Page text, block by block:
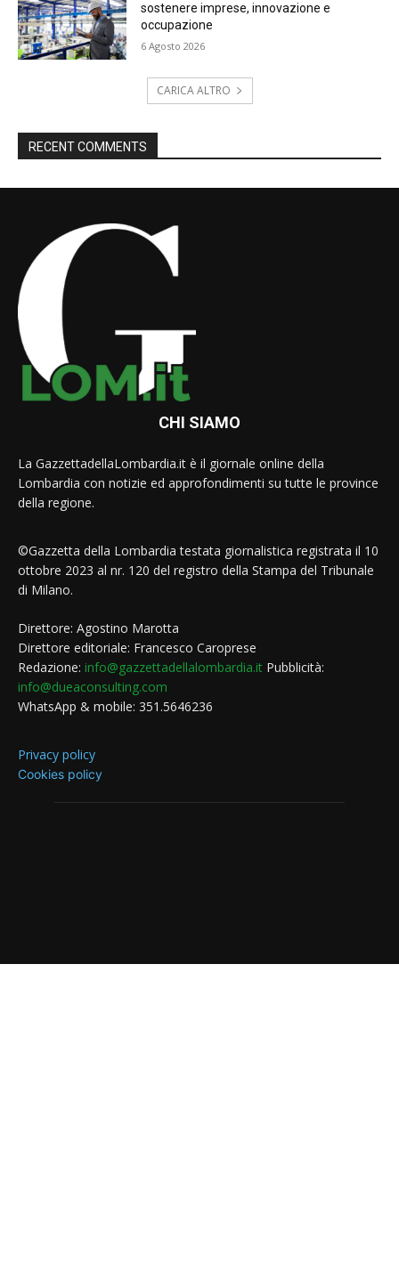
sostenere imprese, innovazione e
occupazione
6 Agosto 2026
CARICA ALTRO
RECENT COMMENTS
CHI SIAMO
La GazzettadellaLombardia.it è il giornale online della
Lombardia con notizie ed approfondimenti su tutte le province
della regione.
©Gazzetta della Lombardia testata giornalistica registrata il 10
ottobre 2023 al nr. 120 del registro della Stampa del Tribunale
di Milano.
Direttore: Agostino Marotta
Direttore editoriale: Francesco Caroprese
Redazione: info@gazzettadellalombardia.it Pubblicità:
info@dueaconsulting.com
WhatsApp & mobile: 351.5646236
Privacy policy
Cookies policy